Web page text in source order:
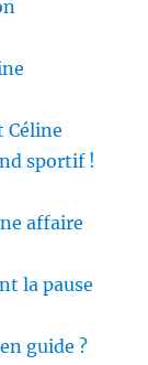
Céline
sportif !
affaire
la pause
guide ?